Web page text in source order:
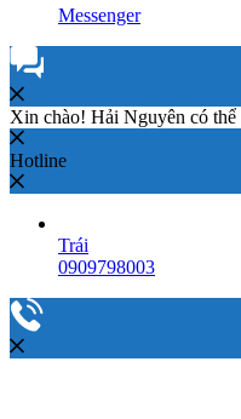
Messenger
Xin chào! Hải Nguyên có
Hotline
Trái
0909798003